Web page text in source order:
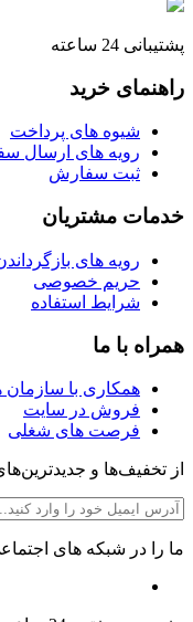
پشتیبانی 24 ساعته
راهنمای خرید
شیوه های پرداخت
رویه های ارسال
ثبت سفارش
خدمات مشتریان
رویه های
حریم خصوصی
شرایط استفاده
همراه با ما
همکاری با سازمان
فروش در سایت
فرصت های شغلی
از تخفیف‌ها و
ما را در شبکه های